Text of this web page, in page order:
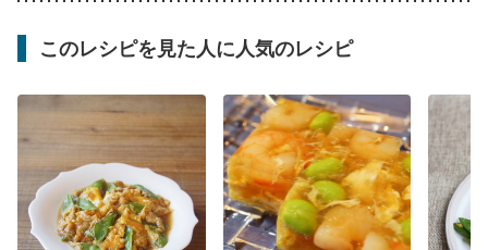
このレシピを見た人に人気のレシピ